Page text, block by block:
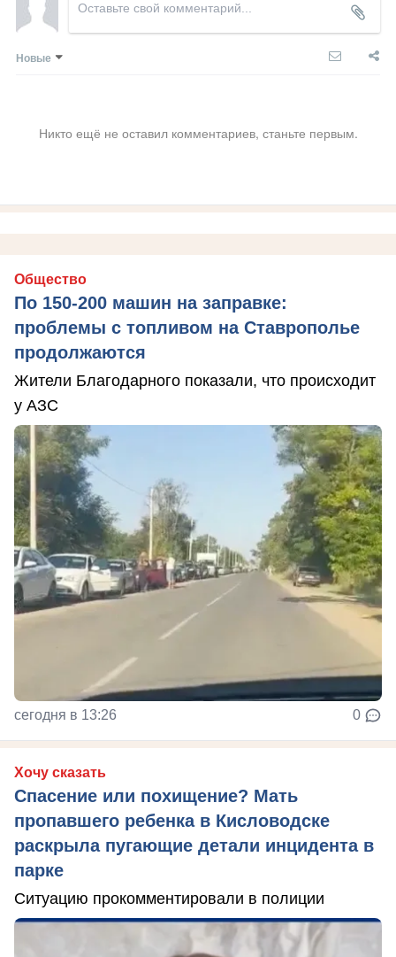
Новые
Никто ещё не оставил комментариев, станьте первым.
Общество
По 150-200 машин на заправке:
проблемы с топливом на Ставрополье
продолжаются
Жители Благодарного показали, что происходит
у АЗС
сегодня в 13:26 0
Хочу сказать
Спасение или похищение? Мать
пропавшего ребенка в Кисловодске
раскрыла пугающие детали инцидента в
парке
Ситуацию прокомментировали в полиции